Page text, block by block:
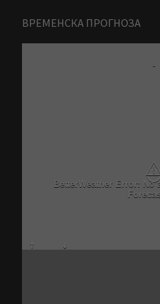
ВРЕМЕНСКА ПРОГНОЗА
-
⚠
BetterWeather Error: No